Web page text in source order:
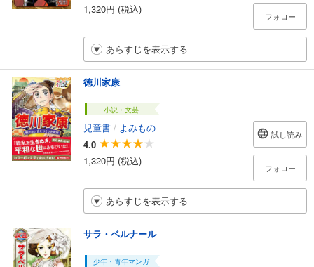
1,320円 (税込)
フォロー
あらすじを表示する
徳川家康
小説・文芸
児童書 / よみもの
4.0
1,320円 (税込)
試し読み
フォロー
あらすじを表示する
サラ・ベルナール
少年・青年マンガ